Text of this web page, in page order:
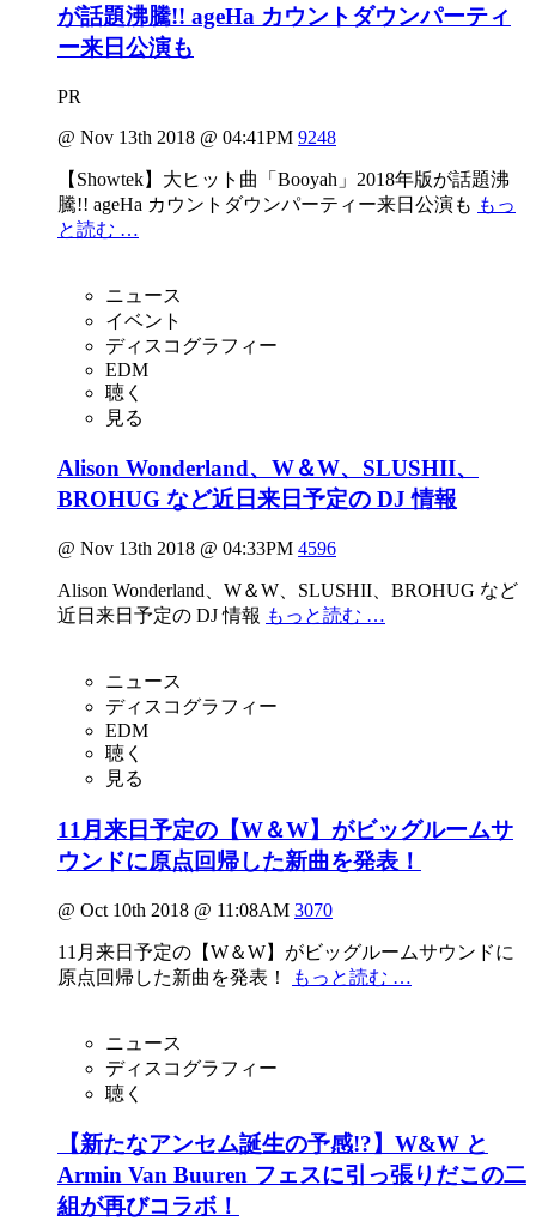
が話題沸騰!! ageHa カウントダウンパーティ
ー来日公演も
PR
@ Nov 13th 2018 @ 04:41PM 9248
【Showtek】大ヒット曲「Booyah」2018年版が話題沸
騰!! ageHa カウントダウンパーティー来日公演も もっ
と読む …
ニュース
イベント
ディスコグラフィー
EDM
聴く
見る
Alison Wonderland、W＆W、SLUSHII、
BROHUG など近日来日予定の DJ 情報
@ Nov 13th 2018 @ 04:33PM 4596
Alison Wonderland、W＆W、SLUSHII、BROHUG など
近日来日予定の DJ 情報 もっと読む …
ニュース
ディスコグラフィー
EDM
聴く
見る
11月来日予定の【W＆W】がビッグルームサ
ウンドに原点回帰した新曲を発表！
@ Oct 10th 2018 @ 11:08AM 3070
11月来日予定の【W＆W】がビッグルームサウンドに
原点回帰した新曲を発表！
もっと読む …
ニュース
ディスコグラフィー
聴く
【新たなアンセム誕生の予感!?】W&W と
Armin Van Buuren フェスに引っ張りだこの二
組が再びコラボ！